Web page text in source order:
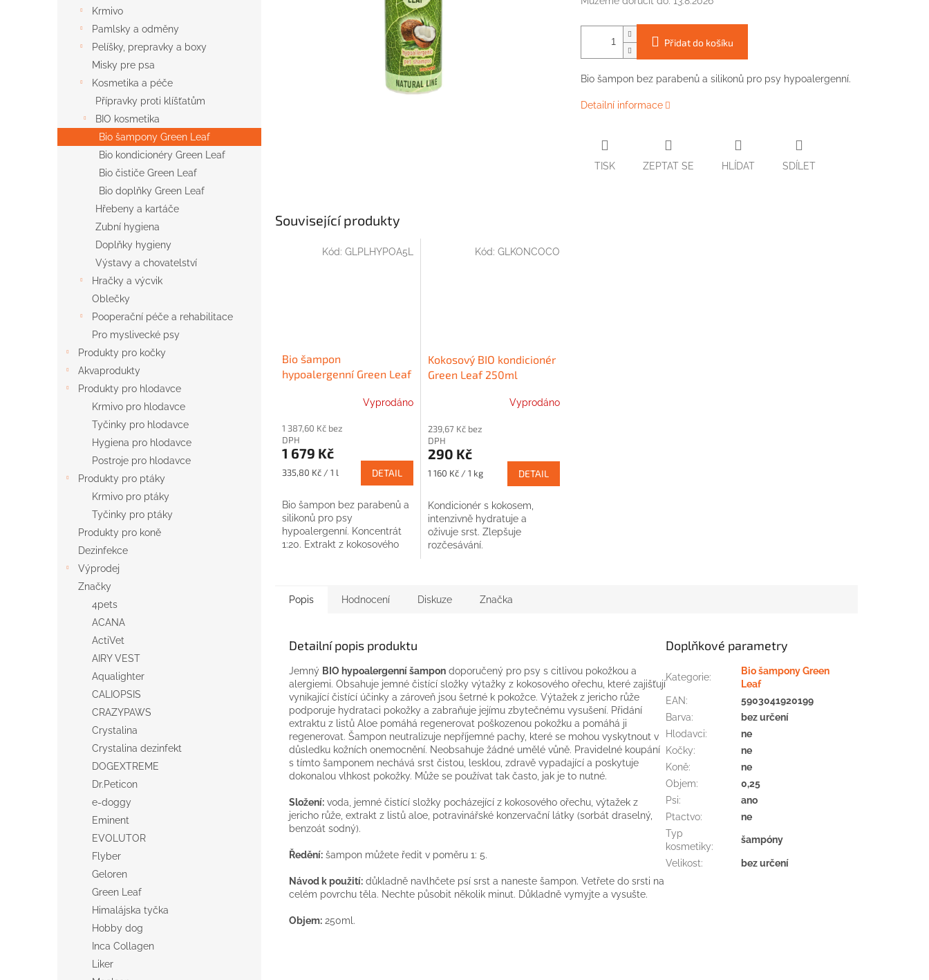
Krmivo
Pamlsky a odměny
Pelíšky, prepravky a boxy
Misky pre psa
Kosmetika a péče
Přípravky proti klíšťatům
BIO kosmetika
Bio šampony Green Leaf
Bio kondicionéry Green Leaf
Bio čističe Green Leaf
Bio doplňky Green Leaf
Hřebeny a kartáče
Zubní hygiena
Doplňky hygieny
Výstavy a chovatelství
Hračky a výcvik
Oblečky
Pooperační péče a rehabilitace
Pro myslivecké psy
Produkty pro kočky
Akvaprodukty
Produkty pro hlodavce
Krmivo pro hlodavce
Tyčinky pro hlodavce
Hygiena pro hlodavce
Postroje pro hlodavce
Produkty pro ptáky
Krmivo pro ptáky
Tyčinky pro ptáky
Produkty pro koně
Dezinfekce
Výprodej
Značky
4pets
ACANA
ActiVet
AIRY VEST
Aqualighter
CALIOPSIS
CRAZYPAWS
Crystalina
Crystalina dezinfekt
DOGEXTREME
Dr.Peticon
e-doggy
Eminent
EVOLUTOR
Flyber
Geloren
Green Leaf
Himalájska tyčka
Hobby dog
Inca Collagen
Liker
Přidat do košíku
Bio šampon bez parabenů a silikonů pro psy hypoalergenní.
Detailní informace
TISK ZEPTAT SE HLÍDAT SDÍLET
Související produkty
Bio šampon
hypoalergenní Green Leaf
Vyprodáno
1 387,60 Kč bez
DPH
1 679 Kč
Měrná
335,80 Kč / 1 l DETAIL
Bio šampon bez parabenů a
silikonů pro psy
hypoalergenní. Koncentrát
1:20. Extrakt z kokosového
Kód: GLPLHYPOA5L
Kokosový BIO kondicionér
Green Leaf 250ml
Vyprodáno
239,67 Kč bez
DPH
290 Kč
Měrná
1 160 Kč / 1 kg DETAIL
Kondicionér s kokosem,
intenzivně hydratuje a
oživuje srst. Zlepšuje
rozčesávání.
Kód: GLKONCOCO
Popis Hodnocení Diskuze Značka
Detailní popis produktu
Jemný BIO hypoalergenní šampon doporučený pro psy s citlivou pokožkou a
alergiemi. Obsahuje jemné čistící složky výtažky z kokosového ořechu, které zajišťují
vynikající čistící účinky a zároveň jsou šetrné k pokožce. Výtažek z jericho růže
podporuje hydrataci pokožky a zabraňuje jejímu zbytečnému vysušení. Přidání
extraktu z listů Aloe pomáhá regenerovat poškozenou pokožku a pomáhá ji
regenerovat. Šampon neutralizuje nepříjemné pachy, které se mohou vyskytnout v
důsledku kožních onemocnění. Neobsahuje žádné umělé vůně. Pravidelné koupání
s tímto šamponem nechává srst čistou, lesklou, zdravě vypadající a poskytuje
dokonalou vlhkost pokožky. Může se používat tak často, jak je to nutné.
Složení: voda, jemné čistící složky pocházející z kokosového ořechu, výtažek z
jericho růže, extrakt z listů aloe, potravinářské konzervační látky (sorbát draselný,
benzoát sodný).
Ředění: šampon můžete ředit v poměru 1: 5.
Návod k použití: důkladně navlhčete psí srst a naneste šampon. Vetřete do srsti na
celém povrchu těla. Nechte působit několik minut. Důkladně vymyjte a vysušte.
Objem: 250ml.
Doplňkové parametry
Kategorie:
Bio šampony Green
Leaf
EAN:
5903041920199
Barva:
bez určení
Hlodavci:
ne
Kočky:
ne
Koně:
ne
Objem:
0,25
Psi:
ano
Ptactvo:
ne
Typ
kosmetiky:
šampóny
Velikost: bez určení